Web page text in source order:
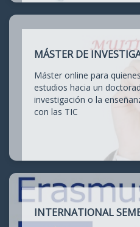
MÁSTER DE
Máster online para
estudios hacia un
investigación o la
con las TIC
INTERNATIONAL